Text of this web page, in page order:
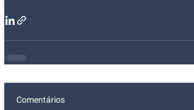
Comentários